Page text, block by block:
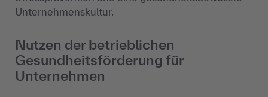
Unternehmenskultur.
Nutzen der betrieblichen
Gesundheitsförderung für
Unternehmen